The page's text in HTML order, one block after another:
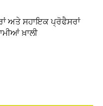
ਅਤੇ ਸਹਾਇਕ ਪ੍ਰੋਫੈਸਰਾਂ
ਖ਼ਾਲੀ